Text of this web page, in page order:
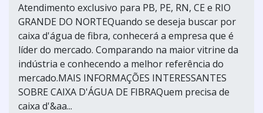
Atendimento exclusivo para PB, PE, RN, CE e RIO
GRANDE DO NORTEQuando se deseja buscar por
caixa d'água de fibra, conhecerá a empresa que é
líder do mercado. Comparando na maior vitrine da
indústria e conhecendo a melhor referência do
mercado.MAIS INFORMAÇÕES INTERESSANTES
SOBRE CAIXA D'ÁGUA DE FIBRAQuem precisa de
caixa d'&aa...